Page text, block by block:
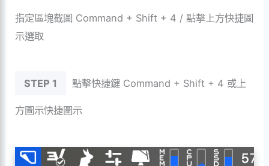
指定區塊截圖 Command + Shift + 4 / 點擊上方快捷圖
示選取
STEP 1 點擊快捷鍵 Command + Shift + 4 或上
方圖示快捷圖示